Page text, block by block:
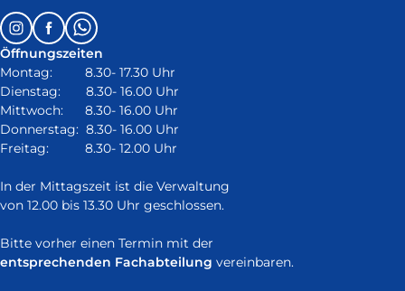
in
neuem
Fenster)
Follow
us
on:
InstagramFacebookWhatsapp
Öffnungszeiten
Montag: 8.30- 17.30 Uhr
Dienstag: 8.30- 16.00 Uhr
Mittwoch: 8.30- 16.00 Uhr
Donnerstag: 8.30- 16.00 Uhr
Freitag: 8.30- 12.00 Uhr
In der Mittagszeit ist die Verwaltung
von 12.00 bis 13.30 Uhr geschlossen.
Bitte vorher einen Termin mit der
entsprechenden Fachabteilung vereinbaren.